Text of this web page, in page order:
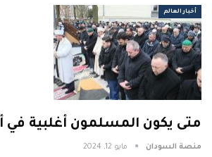
أخبار العالم
متى يكون المسلمون أغلبية في
منصة السودان مايو 12, 2024